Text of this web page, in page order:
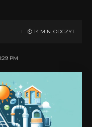
PM
14 MIN. ODCZYT